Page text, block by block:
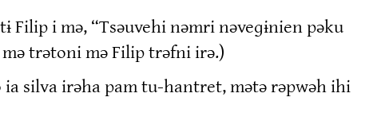
Filip i mə, “Tsəuvehi nəmri nəveɡɨnien pəku
trətoni mə Filip trəfni irə.)
ia silva irəha pam tu-hantret, mətə rəpwəh ihi